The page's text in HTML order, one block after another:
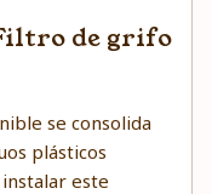
de grifo
se consolida
plásticos
este